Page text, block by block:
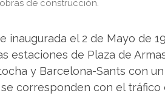
de construcción.
el 2 de Mayo de
estaciones de Plaza de
y Barcelona-Sants con
corresponden con el tráfico